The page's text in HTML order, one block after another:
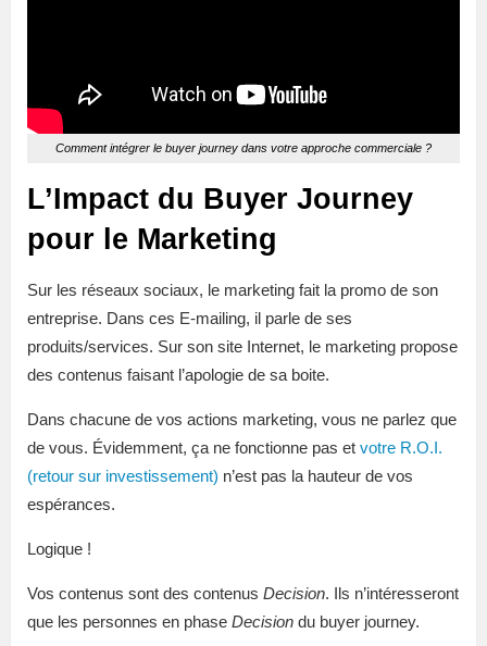
Comment intégrer le buyer journey dans votre approche commerciale ?
L’Impact du Buyer Journey
pour le Marketing
Sur les réseaux sociaux, le marketing fait la promo de son
entreprise. Dans ces E-mailing, il parle de ses
produits/services. Sur son site Internet, le marketing propose
des contenus faisant l’apologie de sa boite.
Dans chacune de vos actions marketing, vous ne parlez que
de vous. Évidemment, ça ne fonctionne pas et votre R.O.I.
(retour sur investissement) n’est pas la hauteur de vos
espérances.
Logique !
Vos contenus sont des contenus Decision. Ils n’intéresseront
que les personnes en phase Decision du buyer journey.